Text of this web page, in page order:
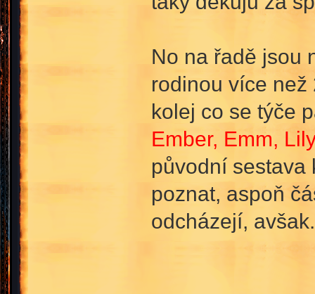
No na řadě jsou
rodinou více
kolej co se týče
Ember, Emm,
původní sestava
poznat, aspoň
odcházejí,